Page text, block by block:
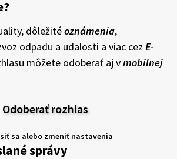
dôležitéoznámenia,
odpadu a udalosti a viac cez E-
môžete odoberať aj vmobilnej
Odoberať rozhlas
sa alebo zmeniť nastavenia
správy